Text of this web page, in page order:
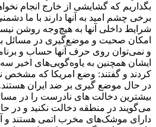
بگذاریم که گشایشی از خارج انجام
برخی چشم امید به آنها دارند با ما
شرایط داخلی آنها به هیچ‌وجه روشن
امکان صحبت و موضع‌گیری در مسائل
و نمی‌توان روی حرف آنها حساب و
ایشان همچنین به یاوه‌گویی‌های اخیر
کردند و گفتند: وضع امریکا که مشخص
در حال موضع گیری بر ضد ایران
بیشترین دخالت های نادرست را در
می‌گویند در منطقه دخالت نکنید و در
دارای موشک‌های مخرب اتمی هستند و